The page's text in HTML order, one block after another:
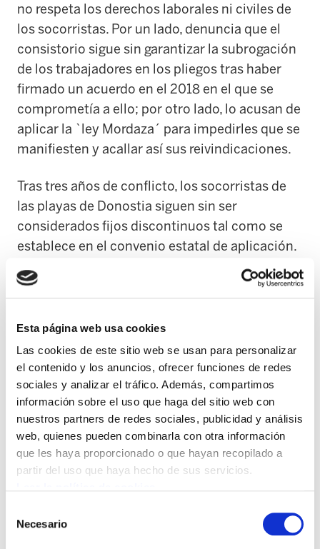
Esta página web usa cookies
Las cookies de este sitio web se usan para personalizar
el contenido y los anuncios, ofrecer funciones de redes
sociales y analizar el tráfico. Además, compartimos
información sobre el uso que haga del sitio web con
nuestros partners de redes sociales, publicidad y análisis
web, quienes pueden combinarla con otra información
que les haya proporcionado o que hayan recopilado a
partir del uso que haya hecho de sus servicios.
Necesario
no respeta los derechos laborales ni civiles de
los socorristas. Por un lado, denuncia que el
consistorio sigue sin garantizar la subrogación
de los trabajadores en los pliegos tras haber
firmado un acuerdo en el 2018 en el que se
comprometía a ello; por otro lado, lo acusan de
aplicar la `ley Mordaza´ para impedirles que se
manifiesten y acallar así sus reivindicaciones.
Tras tres años de conflicto, los socorristas de
las playas de Donostia siguen sin ser
considerados fijos discontinuos tal como se
establece en el convenio estatal de aplicación.
Por ello, ELA afirma que el ayuntamiento no
respeta sus derechos laborales, ya que sigue
trabajadores en los pliegos, a pesar de haber
firmado un acuerdo en el 2018 en el que se
comprometía a ello. Como consecuencia de
ello, no sólo no tienen asegurado su puesto de
trabajo y las condiciones a las que tienen
derecho, si no que éste verano cuatro
socorristas veteranos que han estado al frente
de la lucha por sus derechos durante los
vigilancia de las playas.